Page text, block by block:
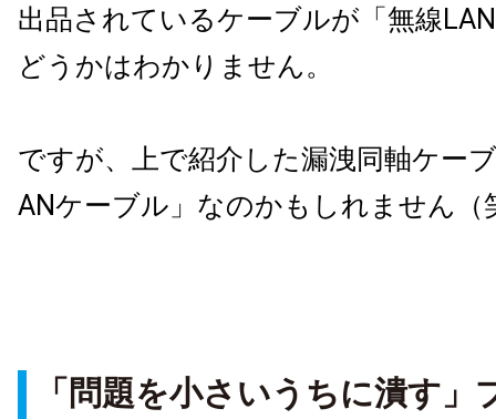
出品されているケーブルが「無線
どうかはわかりません。
ですが、上で紹介した漏洩同軸ケー
ANケーブル」なのかもしれません（
「問題を小さいうちに潰す」